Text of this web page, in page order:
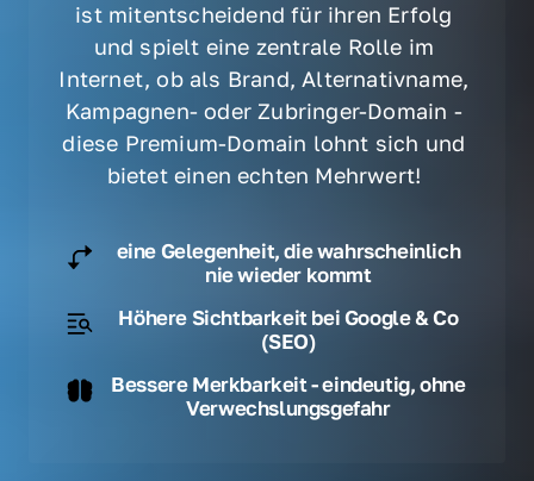
ist mitentscheidend für ihren Erfolg
und spielt eine zentrale Rolle im
Internet, ob als Brand, Alternativname,
Kampagnen- oder Zubringer-Domain -
diese Premium-Domain lohnt sich und
bietet einen echten Mehrwert!
eine Gelegenheit, die wahrscheinlich
nie wieder kommt
Höhere Sichtbarkeit bei Google & Co
(SEO)
Bessere Merkbarkeit - eindeutig, ohne
Verwechslungsgefahr